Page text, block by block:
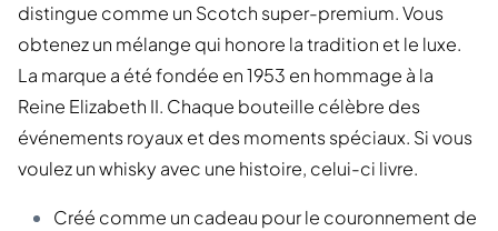
distingue comme un Scotch super-premium. Vous
obtenez un mélange qui honore la tradition et le luxe.
La marque a été fondée en 1953 en hommage à la
Reine Elizabeth II. Chaque bouteille célèbre des
événements royaux et des moments spéciaux. Si vous
voulez un whisky avec une histoire, celui-ci livre.
Créé comme un cadeau pour le couronnement de